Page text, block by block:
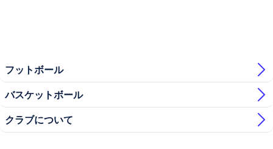
フットボール
バスケットボール
クラブについて